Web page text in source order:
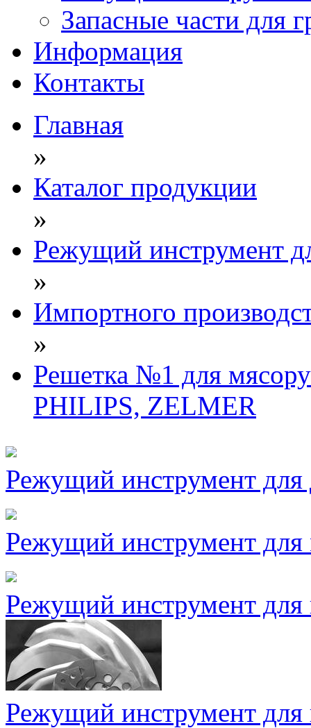
Запасные части для
Информация
Контакты
Главная
»
Каталог продукции
»
Режущий инструмент
»
Импортного
»
Решетка №1 для
PHILIPS, ZELMER
Режущий инструмент
Режущий инструмент
Режущий инструмент для
Режущий инструмент для